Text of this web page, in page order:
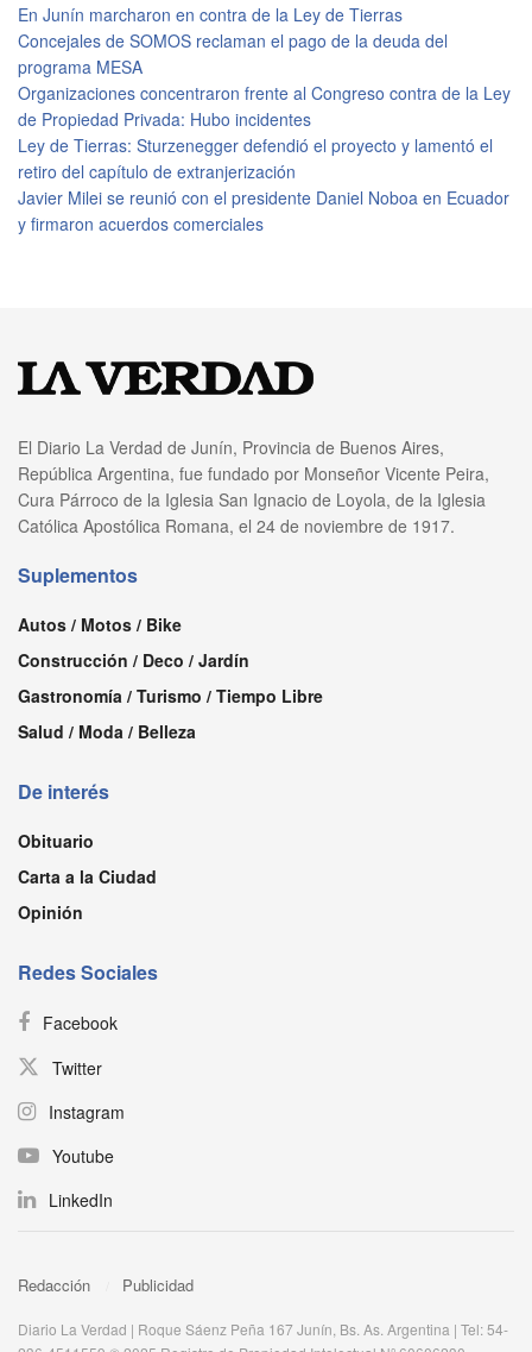
En Junín marcharon en contra de la Ley de Tierras
Concejales de SOMOS reclaman el pago de la deuda del
programa MESA
Organizaciones concentraron frente al Congreso contra de la Ley
de Propiedad Privada: Hubo incidentes
Ley de Tierras: Sturzenegger defendió el proyecto y lamentó el
retiro del capítulo de extranjerización
Javier Milei se reunió con el presidente Daniel Noboa en Ecuador
y firmaron acuerdos comerciales
El Diario La Verdad de Junín, Provincia de Buenos Aires,
República Argentina, fue fundado por Monseñor Vicente Peira,
Cura Párroco de la Iglesia San Ignacio de Loyola, de la Iglesia
Católica Apostólica Romana, el 24 de noviembre de 1917.
Suplementos
Autos / Motos / Bike
Construcción / Deco / Jardín
Gastronomía / Turismo / Tiempo Libre
Salud / Moda / Belleza
De interés
Obituario
Carta a la Ciudad
Opinión
Redes Sociales
Facebook
Twitter
Instagram
Youtube
LinkedIn
Redacción Publicidad
Diario La Verdad | Roque Sáenz Peña 167 Junín, Bs. As. Argentina | Tel: 54-